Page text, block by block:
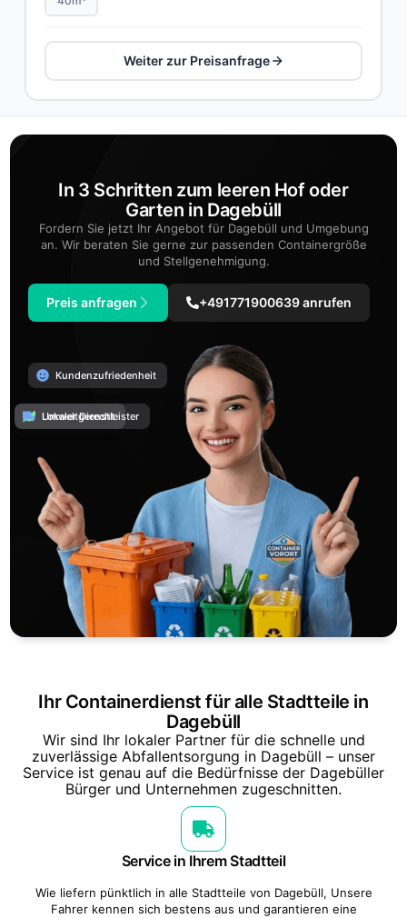
Weiter zur Preisanfrage
In 3 Schritten zum leeren Hof oder
Garten in Dagebüll
Fordern Sie jetzt Ihr Angebot für Dagebüll und Umgebung
an. Wir beraten Sie gerne zur passenden Containergröße
und Stellgenehmigung.
Preis anfragen +491771900639 anrufen
Kundenzufriedenheit
Umweltgerecht
Lokaler Dienstleister
Ihr Containerdienst für alle Stadtteile in
Dagebüll
Wir sind Ihr lokaler Partner für die schnelle und
zuverlässige Abfallentsorgung in Dagebüll – unser
Service ist genau auf die Bedürfnisse der Dagebüller
Bürger und Unternehmen zugeschnitten.
Service in Ihrem Stadtteil
Wie liefern pünktlich in alle Stadtteile von Dagebüll, Unsere
Fahrer kennen sich bestens aus und garantieren eine